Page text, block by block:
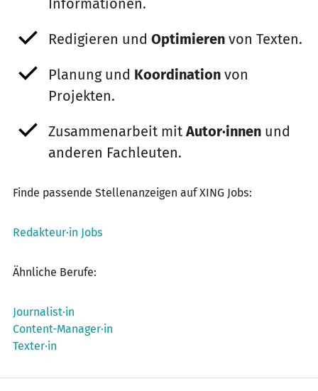
Informationen.
Redigieren und Optimieren von Texten.
Planung und Koordination von
Projekten.
Zusammenarbeit mit Autor·innen und
anderen Fachleuten.
Finde passende Stellenanzeigen auf XING Jobs:
Redakteur·in Jobs
Ähnliche Berufe:
Journalist·in
Content-Manager·in
Texter·in